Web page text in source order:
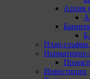
Архив
План-график
Инвестиции